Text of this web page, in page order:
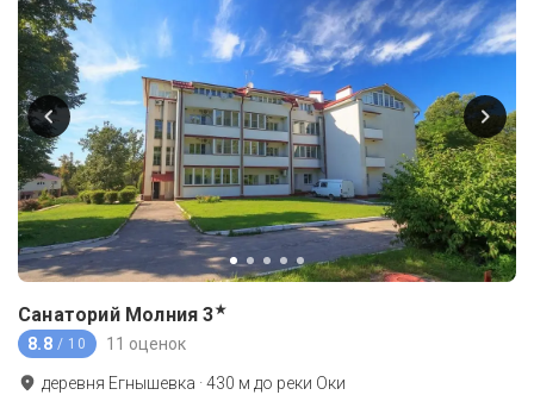
Санаторий Молния 3★
8.8 / 10 11 оценок
деревня Егнышевка ·430 м до реки Оки